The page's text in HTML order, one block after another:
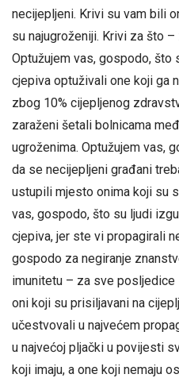
necijepljeni. Krivi su vam bili
su najugroženiji. Krivi za što
Optužujem vas, gospodo,
cjepiva optuživali one koji ga
zbog 10% cijepljenog
zaraženi šetali bolnicama
ugroženima. Optužujem vas,
da se necijepljeni građani
ustupili mjesto onima koji su
vas, gospodo, što su ljudi
cjepiva, jer ste vi propagirali
gospodo za negiranje
imunitetu – za sve
oni koji su prisiljavani na
učestvovali u najvećem
u najvećoj pljački u povijesti
koji imaju, a one koji nemaju